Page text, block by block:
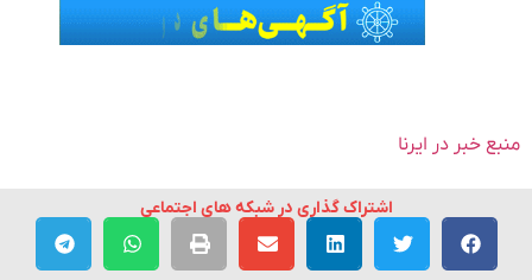
منبع خبر در ایرنا
اشتراک گذاری در شبکه های اجتماعی